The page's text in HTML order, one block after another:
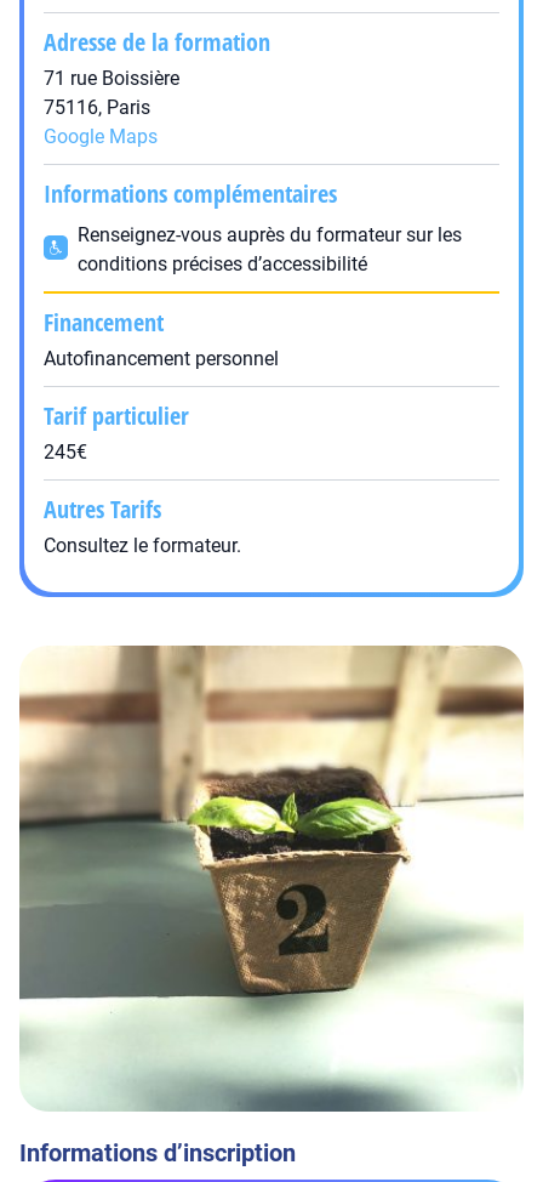
Adresse de la formation
71 rue Boissière
75116, Paris
Google Maps
Informations complémentaires
Renseignez-vous auprès du formateur sur les
conditions précises d’accessibilité
Financement
Autofinancement personnel
Tarif particulier
245€
Autres Tarifs
Consultez le formateur.
Informations d’inscription